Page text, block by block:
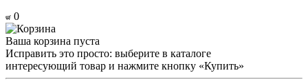
0
Ваша корзина пуста
Исправить это просто: выберите в каталоге
интересующий товар и нажмите кнопку «Купить»